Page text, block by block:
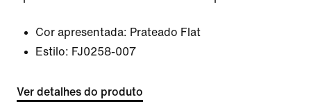
Cor apresentada: Prateado Flat
Estilo: FJ0258-007
Ver detalhes do produto